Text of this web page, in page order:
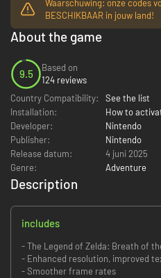
Waarschuwing: onze codes
BESCHIKBAAR in jouw land!
About the game
9.5
Based on
124 reviews
Country Compatibility:
See the list
Installation:
How to
Developer:
Nintendo
Publisher:
Nintendo
Release datum:
4 juni 2025
Genre:
Adventure
Description
includes
- The Legend of Zelda: Breath of
- Enhanced resolution, improved
- Smoother frame rates